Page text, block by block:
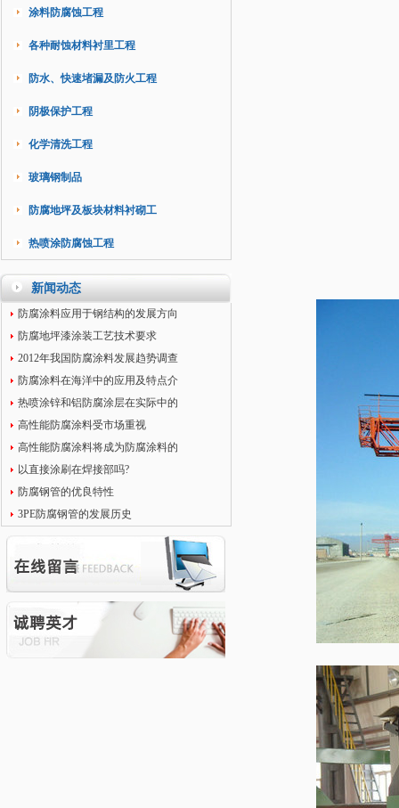
涂料防腐蚀工程
各种耐蚀材料衬里工程
防水、快速堵漏及防火工程
阴极保护工程
化学清洗工程
玻璃钢制品
防腐地坪及板块材料衬砌工
热喷涂防腐蚀工程
新闻动态
防腐涂料应用于钢结构的发展方向
防腐地坪漆涂装工艺技术要求
2012年我国防腐涂料发展趋势调查
防腐涂料在海洋中的应用及特点介
热喷涂锌和铝防腐涂层在实际中的
高性能防腐涂料受市场重视
高性能防腐涂料将成为防腐涂料的
以直接涂刷在焊接部吗?
防腐钢管的优良特性
3PE防腐钢管的发展历史